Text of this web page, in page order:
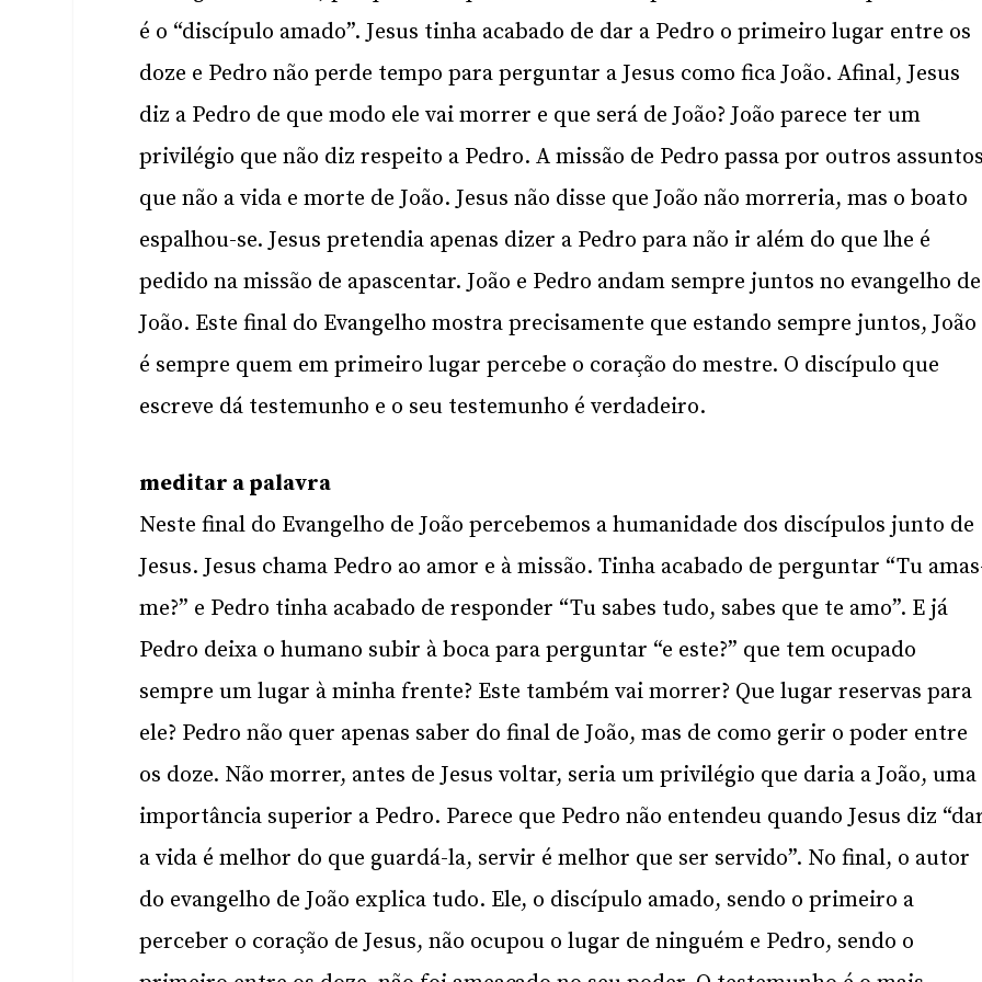
é o “discípulo amado”. Jesus tinha acabado de dar a Pedro o primeiro lugar entre os
doze e Pedro não perde tempo para perguntar a Jesus como fica João. Afinal, Jesus
diz a Pedro de que modo ele vai morrer e que será de João? João parece ter um
privilégio que não diz respeito a Pedro. A missão de Pedro passa por outros
que não a vida e morte de João. Jesus não disse que João não morreria, mas o boato
espalhou-se. Jesus pretendia apenas dizer a Pedro para não ir além do que lhe é
pedido na missão de apascentar. João e Pedro andam sempre juntos no evangelho de
João. Este final do Evangelho mostra precisamente que estando sempre juntos, João
é sempre quem em primeiro lugar percebe o coração do mestre. O discípulo que
escreve dá testemunho e o seu testemunho é verdadeiro.
meditar a palavra
Neste final do Evangelho de João percebemos a humanidade dos discípulos junto de
Jesus. Jesus chama Pedro ao amor e à missão. Tinha acabado de perguntar “Tu
me?” e Pedro tinha acabado de responder “Tu sabes tudo, sabes que te amo”. E já
Pedro deixa o humano subir à boca para perguntar “e este?” que tem ocupado
sempre um lugar à minha frente? Este também vai morrer? Que lugar reservas para
ele? Pedro não quer apenas saber do final de João, mas de como gerir o poder entre
os doze. Não morrer, antes de Jesus voltar, seria um privilégio que daria a João, uma
importância superior a Pedro. Parece que Pedro não entendeu quando Jesus diz
a vida é melhor do que guardá-la, servir é melhor que ser servido”. No final, o autor
do evangelho de João explica tudo. Ele, o discípulo amado, sendo o primeiro a
perceber o coração de Jesus, não ocupou o lugar de ninguém e Pedro, sendo o